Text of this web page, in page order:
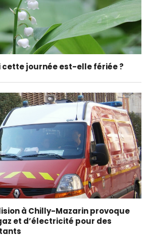
cette journée est-elle fériée ?
à Chilly-Mazarin provoque
et d’électricité pour des